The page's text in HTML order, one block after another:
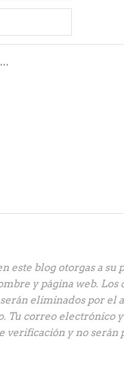
este blog otorgas a su
y página web. Los
eliminados por el
Tu correo electrónico
verificación y no serán